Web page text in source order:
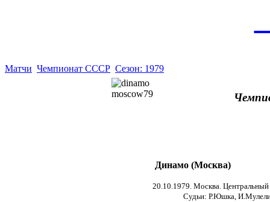
Матчи Чемпионат СССР Сезон: 1979
Динамо (Москва)
20.10.1979. Москва. Центральный
Судьи: Р.Юшка,